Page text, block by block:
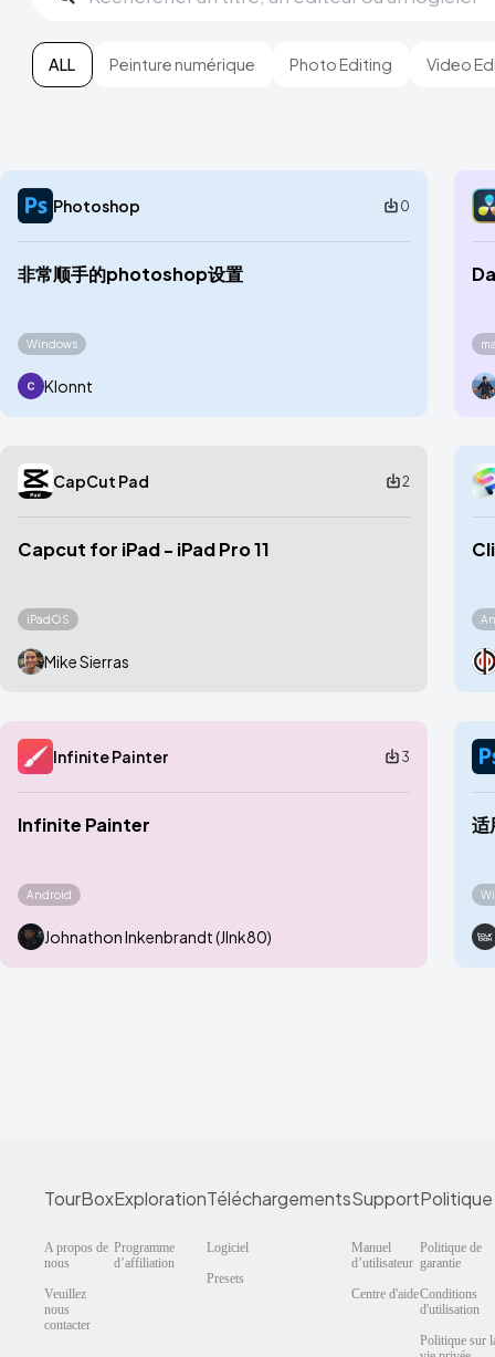
ALL Peinture numérique Photo Editing Video
Photoshop 0
非常顺手的photoshop设置
Windows
Klonnt
CapCut Pad 2
Capcut for iPad - iPad Pro 11
iPadOS
Mike Sierras
Infinite Painter 3
Infinite Painter
Android
Johnathon Inkenbrandt (JInk80)
适
TourBox
A propos de
nous
Veuillez
nous
contacter
Exploration
Programme
d’affiliation
Téléchargements
Logiciel
Presets
Support
Manuel
d’utilisateur
Centre d'aide
Politique
Politique de
garantie
Conditions
d'utilisation
Politique sur